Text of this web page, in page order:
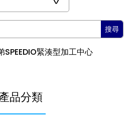
搜尋
SPEEDIO緊湊型加工中心
品分類